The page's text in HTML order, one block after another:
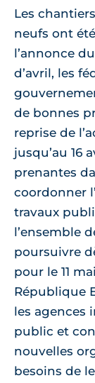
Les
neufs ont
l’annonce
d’avril, les
de bonnes
reprise de
jusqu’au 16
prenantes
coordonner
travaux
l’ensemble
poursuivre
pour le 11
République
les agences
public et
nouvelles
besoins de